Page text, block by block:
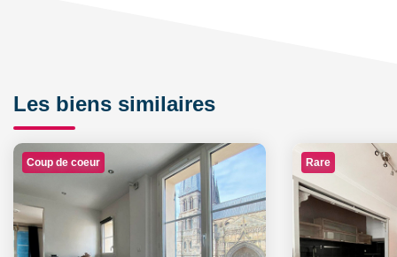
Les biens similaires
Coup de coeur Rare